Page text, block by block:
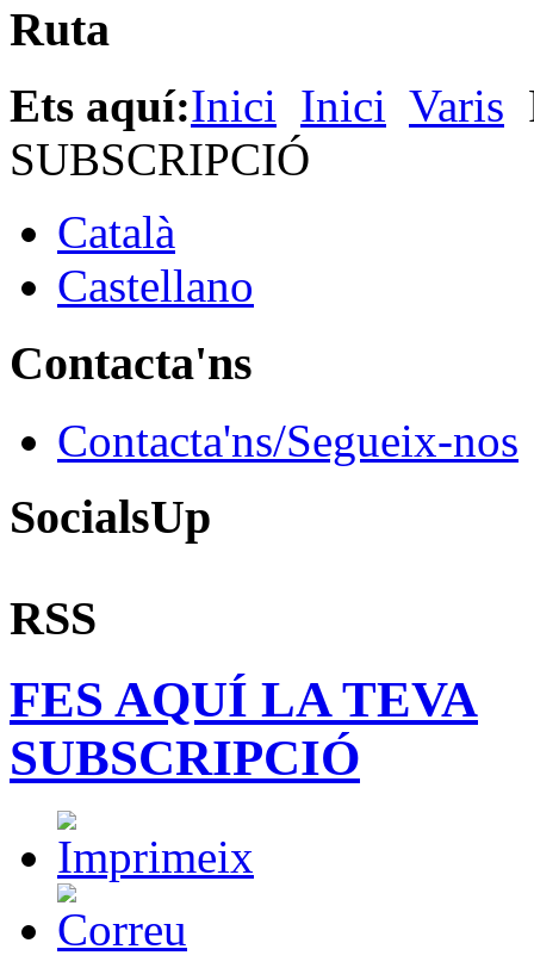
Ruta
Ets aquí:Inici Inici Varis
SUBSCRIPCIÓ
Català
Castellano
Contacta'ns
Contacta'ns/Segueix-nos
SocialsUp
RSS
FES AQUÍ LA TEVA
SUBSCRIPCIÓ